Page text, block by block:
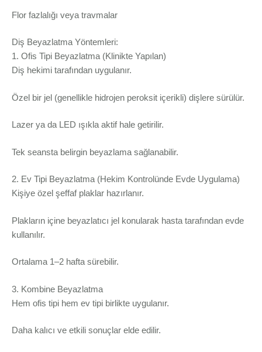
Flor fazlalığı veya travmalar
Diş Beyazlatma Yöntemleri:
1. Ofis Tipi Beyazlatma (Klinikte Yapılan)
Diş hekimi tarafından uygulanır.
Özel bir jel (genellikle hidrojen peroksit içerikli) dişlere sürülür.
Lazer ya da LED ışıkla aktif hale getirilir.
Tek seansta belirgin beyazlama sağlanabilir.
2. Ev Tipi Beyazlatma (Hekim Kontrolünde Evde Uygulama)
Kişiye özel şeffaf plaklar hazırlanır.
Plakların içine beyazlatıcı jel konularak hasta tarafından evde
kullanılır.
Ortalama 1–2 hafta sürebilir.
3. Kombine Beyazlatma
Hem ofis tipi hem ev tipi birlikte uygulanır.
Daha kalıcı ve etkili sonuçlar elde edilir.